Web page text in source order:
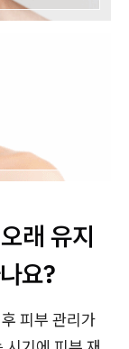
래 유지
요?
피부 관리가